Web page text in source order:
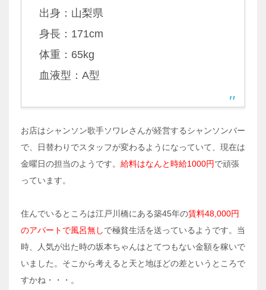
出身：山梨県
身長：171cm
体重：65kg
血液型：A型
お店はシャンソン歌手ソワレさんが経営するシャンソンバー
で、日替わりでスタッフが変わるようになっていて、現在は
金曜日の担当のようです。 給料はなんと時給1000円で頑張
っています。
住んでいるところは江戸川橋にある築45年の賃料48,000円
のアパートで風呂無しで極貧生活を送っているようです。当
時、人気が出た時の坂本ちゃんはとてつもない金額を稼いで
いました。そこから考えると天と地ほどの差というところで
すかね・・・。